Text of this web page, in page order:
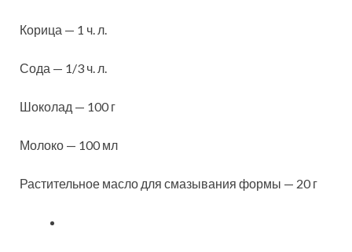
Корица — 1 ч. л.
Сода — 1/3 ч. л.
Шоколад — 100 г
Молоко — 100 мл
Растительное масло для смазывания формы — 20 г